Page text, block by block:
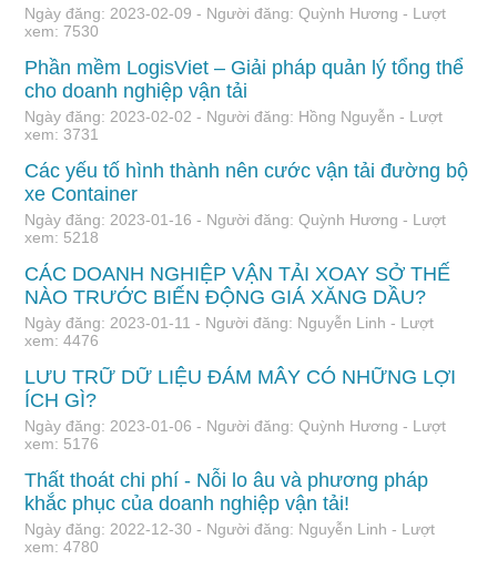
Ngày đăng: 2023-02-09 - Người đăng: Quỳnh Hương - Lượt
xem: 7530
Phần mềm LogisViet – Giải pháp quản lý tổng thể
cho doanh nghiệp vận tải
Ngày đăng: 2023-02-02 - Người đăng: Hồng Nguyễn - Lượt
xem: 3731
Các yếu tố hình thành nên cước vận tải đường bộ
xe Container
Ngày đăng: 2023-01-16 - Người đăng: Quỳnh Hương - Lượt
xem: 5218
CÁC DOANH NGHIỆP VẬN TẢI XOAY SỞ THẾ
NÀO TRƯỚC BIẾN ĐỘNG GIÁ XĂNG DẦU?
Ngày đăng: 2023-01-11 - Người đăng: Nguyễn Linh - Lượt
xem: 4476
LƯU TRỮ DỮ LIỆU ĐÁM MÂY CÓ NHỮNG LỢI
ÍCH GÌ?
Ngày đăng: 2023-01-06 - Người đăng: Quỳnh Hương - Lượt
xem: 5176
Thất thoát chi phí - Nỗi lo âu và phương pháp
khắc phục của doanh nghiệp vận tải!
Ngày đăng: 2022-12-30 - Người đăng: Nguyễn Linh - Lượt
xem: 4780